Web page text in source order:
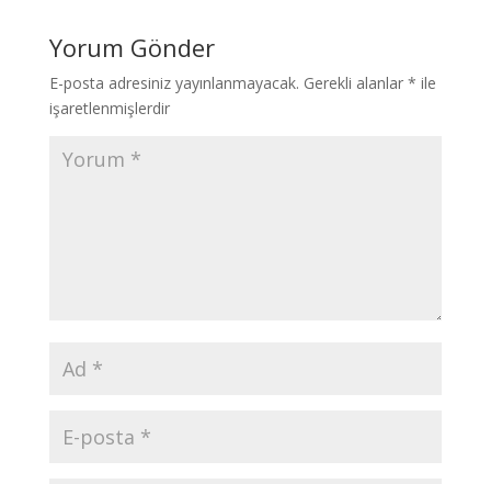
Yorum Gönder
E-posta adresiniz yayınlanmayacak. Gerekli alanlar * ile
işaretlenmişlerdir